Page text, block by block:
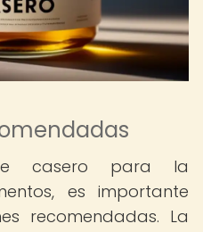
casero para la
es importante
recomendadas. La